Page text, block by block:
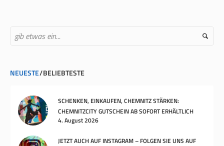
NEUESTE BELIEBTESTE
SCHENKEN, EINKAUFEN, CHEMNITZ STÄRKEN:
CHEMNITZCITY GUTSCHEIN AB SOFORT ERHÄLTLICH
4. August 2026
JETZT AUCH AUF INSTAGRAM – FOLGEN SIE UNS AUF